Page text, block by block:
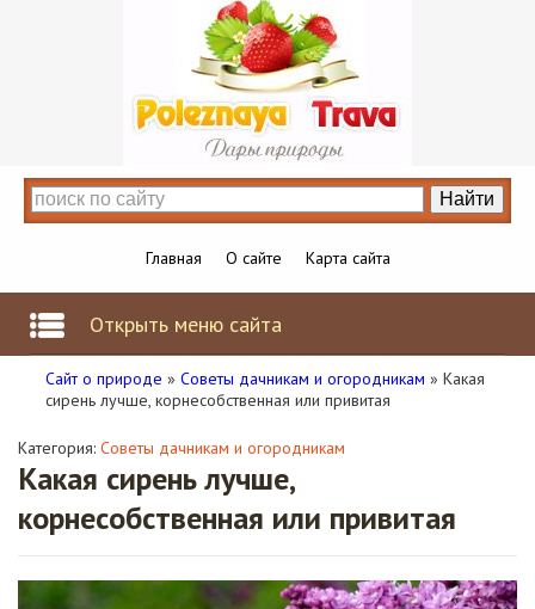
Главная О сайте Карта сайта
Открыть меню сайта
Сайт о природе » Советы дачникам и огородникам » Какая
сирень лучше, корнесобственная или привитая
Категория: Советы дачникам и огородникам
Какая сирень лучше,
корнесобственная или привитая